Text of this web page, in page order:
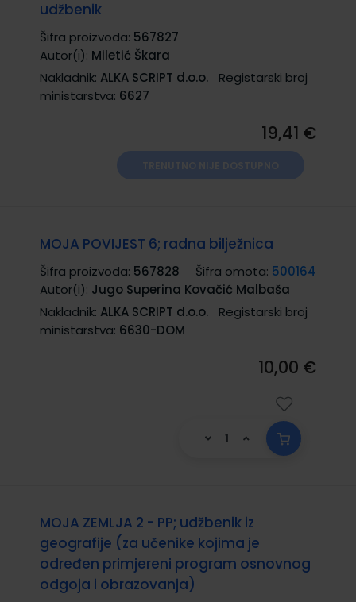
udžbenik
Šifra proizvoda: 567827
Autor(i): Miletić Škara
Nakladnik: ALKA SCRIPT d.o.o.
Registarski broj
ministarstva: 6627
19,41 €
MOJA POVIJEST 6; radna bilježnica
Šifra proizvoda: 567828 Šifra omota: 500164
Autor(i): Jugo Superina Kovačić Malbaša
Nakladnik: ALKA SCRIPT d.o.o.
Registarski broj
ministarstva: 6630-DOM
10,00 €
MOJA ZEMLJA 2 - PP; udžbenik iz
geografije (za učenike kojima je
određen primjereni program osnovnog
odgoja i obrazovanja)